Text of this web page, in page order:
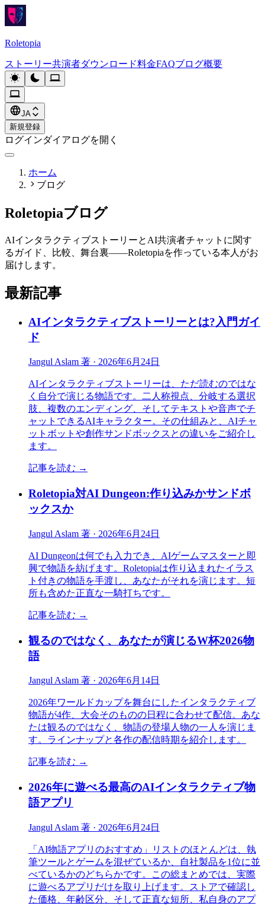
Roletopia
ストーリー共演者ダウンロード料金FAQブログ概要
JA
新規登録
ログインダイアログを開く
ホーム
ブログ
Roletopiaブログ
AIインタラクティブストーリーとAI共演者チャットに関す
るガイド、比較、舞台裏——Roletopiaを作っている本人がお
届けします。
最新記事
AIインタラクティブストーリーとは?入門ガイ
ド
Jangul Aslam 著 · 2026年6月24日
AIインタラクティブストーリーは、ただ読むのではな
く自分で演じる物語です。二人称視点、分岐する選択
肢、複数のエンディング、そしてテキストや音声でチ
ャットできるAIキャラクター。その仕組みと、AIチャ
ットボットや創作サンドボックスとの違いをご紹介し
ます。
記事を読む →
Roletopia対AI Dungeon:作り込みかサンドボ
ックスか
Jangul Aslam 著 · 2026年6月24日
AI Dungeonは何でも入力でき、AIゲームマスターと即
興で物語を紡げます。Roletopiaは作り込まれたイラス
ト付きの物語を手渡し、あなたがそれを演じます。短
所も含めた正直な一騎打ちです。
記事を読む →
観るのではなく、あなたが演じるW杯2026物
語
Jangul Aslam 著 · 2026年6月14日
2026年ワールドカップを舞台にしたインタラクティブ
物語が4作、大会そのものの日程に合わせて配信。あな
たは観るのではなく、物語の登場人物の一人を演じま
す。ラインナップと各作の配信時期を紹介します。
記事を読む →
2026年に遊べる最高のAIインタラクティブ物
語アプリ
Jangul Aslam 著 · 2026年6月24日
「AI物語アプリのおすすめ」リストのほとんどは、執
筆ツールとゲームを混ぜているか、自社製品を1位に並
べているかのどちらかです。この総まとめでは、実際
に遊べるアプリだけを取り上げます。ストアで確認し
た価格、年齢区分、そして正直な短所、私自身のアプ